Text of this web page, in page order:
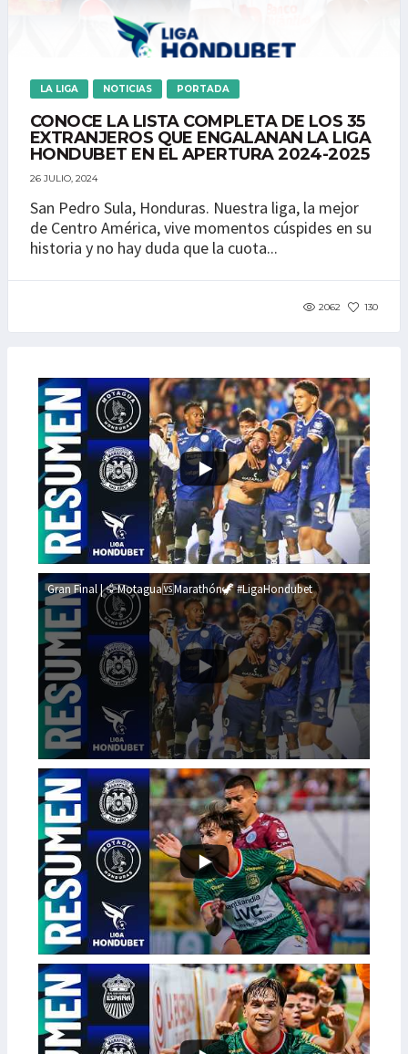
LA LIGA NOTICIAS PORTADA
CONOCE LA LISTA COMPLETA DE LOS 35
EXTRANJEROS QUE ENGALANAN LA LIGA
HONDUBET EN EL APERTURA 2024-2025
26 JULIO, 2024
San Pedro Sula, Honduras. Nuestra liga, la mejor
de Centro América, vive momentos cúspides en su
historia y no hay duda que la cuota...
2062 130
Gran Final | 🦅Motagua🆚Marathón🦖 #LigaHondubet